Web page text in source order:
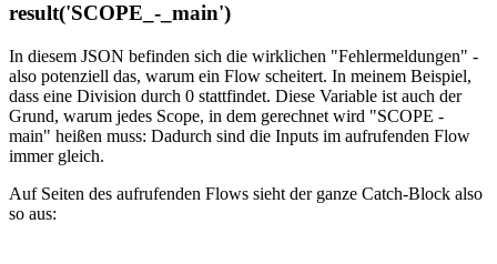
result('SCOPE_-_main')
In diesem JSON befinden sich die wirklichen "Fehlermeldungen" -
also potenziell das, warum ein Flow scheitert. In meinem Beispiel,
dass eine Division durch 0 stattfindet. Diese Variable ist auch der
Grund, warum jedes Scope, in dem gerechnet wird "SCOPE -
main" heißen muss: Dadurch sind die Inputs im aufrufenden Flow
immer gleich.
Auf Seiten des aufrufenden Flows sieht der ganze Catch-Block also
so aus: